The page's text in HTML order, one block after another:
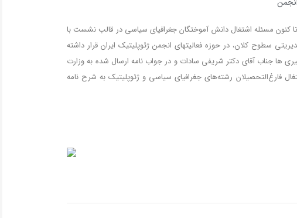
کنون مسئله اشتغال دانش آموختگان جغرافیای سیاسی در قالب نشست­ با
سطوح کلان، در حوزه فعالیت­های انجمن ژئوپلیتیک ایران قرار داشته
ها جناب آقای دکتر شریفی سادات و در جواب نامه ارسال شده به وزارت
فارغ‌التحصیلان رشته‌های جغرافیای سیاسی و ژئوپلیتیک به شرح نامه